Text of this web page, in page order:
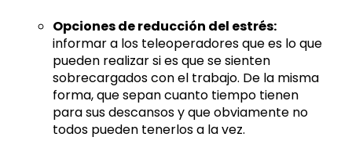
Opciones de reducción del estrés:
informar a los teleoperadores que es lo que
pueden realizar si es que se sienten
sobrecargados con el trabajo. De la misma
forma, que sepan cuanto tiempo tienen
para sus descansos y que obviamente no
todos pueden tenerlos a la vez.